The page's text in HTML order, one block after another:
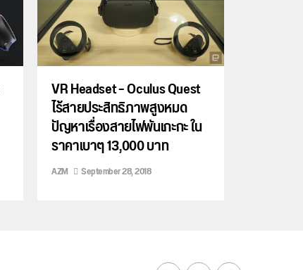
VR Headset – Oculus Quest
ไร้สายประสิทธิภาพสูงหมด
ปัญหาเรื่องสายไฟพันเกะกะ ใน
ราคาเบาๆ 13,000 บาท
AZM September 28, 2018